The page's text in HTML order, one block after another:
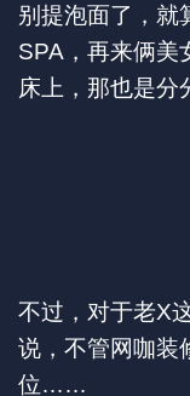
别提泡面了，就
SPA，再来俩美
床上，那也是分
不过，对于老X
说，不管网咖装
位……